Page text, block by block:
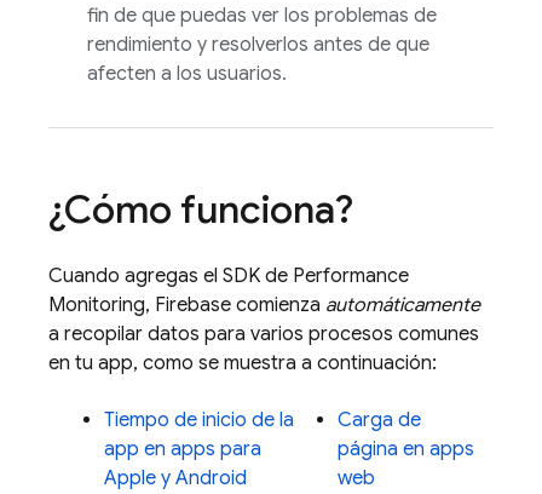
fin de que puedas ver los problemas de
rendimiento y resolverlos antes de que
afecten a los usuarios.
¿Cómo funciona?
Cuando agregas el SDK de Performance
Monitoring, Firebase comienza automáticamente
a recopilar datos para varios procesos comunes
en tu app, como se muestra a continuación:
Tiempo de inicio de la
app en apps para
Apple y Android
Carga de
página en apps
web